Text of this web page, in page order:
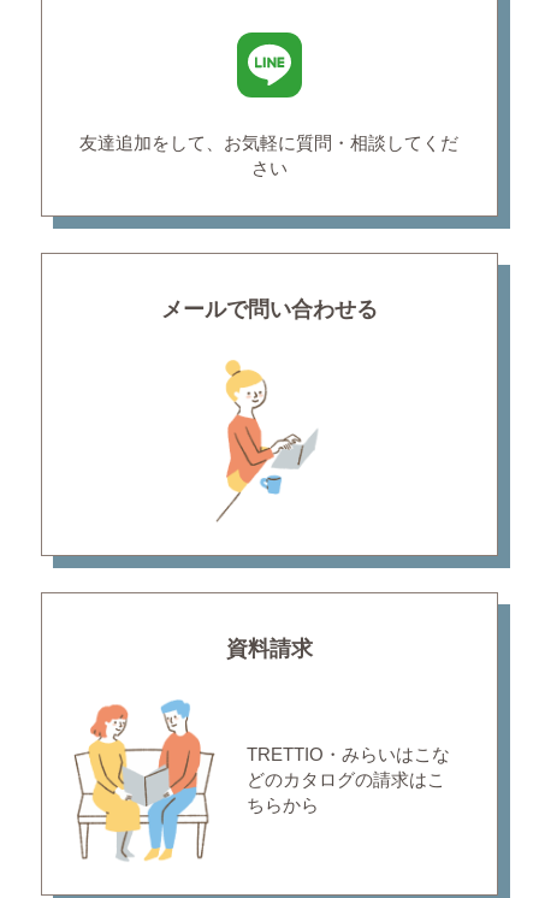
友達追加をして、お気軽に質問・相談してくだ
さい
メールで問い合わせる
資料請求
TRETTIO・みらいはこな
どのカタログの請求はこ
ちらから